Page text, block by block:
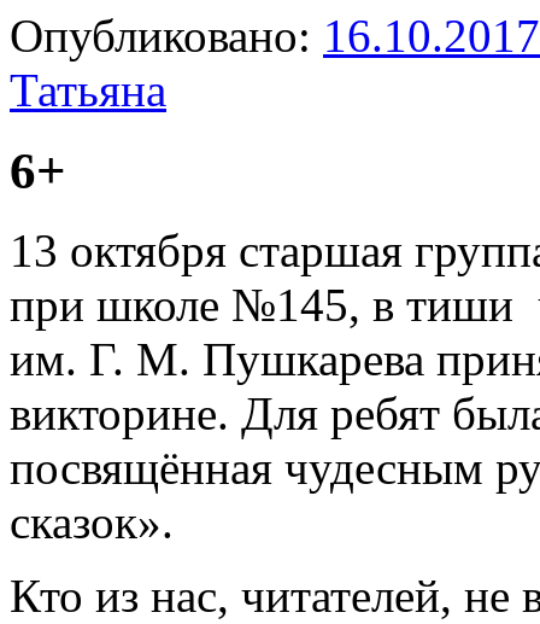
Опубликовано: 16.10.2017
Татьяна
6+
13 октября старшая
при школе №145, в тиши
им. Г. М. Пушкарева
викторине. Для ребят
посвящённая чудесным
сказок».
Кто из нас, читателей,